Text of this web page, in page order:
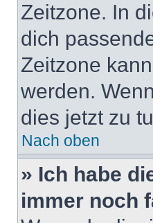
Zeitzone. In
dich
Zeitzone
werden.
dies jetzt zu
Nach oben
» Ich habe
immer noch